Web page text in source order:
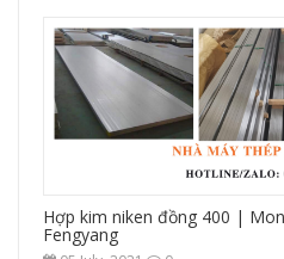
Hợp kim niken đồng 400 |
Fengyang